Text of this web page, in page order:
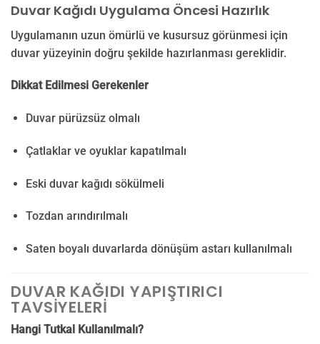
Duvar Kağıdı Uygulama Öncesi Hazırlık
Uygulamanın uzun ömürlü ve kusursuz görünmesi için
duvar yüzeyinin doğru şekilde hazırlanması gereklidir.
Dikkat Edilmesi Gerekenler
Duvar pürüzsüz olmalı
Çatlaklar ve oyuklar kapatılmalı
Eski duvar kağıdı sökülmeli
Tozdan arındırılmalı
Saten boyalı duvarlarda dönüşüm astarı kullanılmalı
DUVAR KAĞIDI YAPIŞTIRICI
TAVSIYELERI
Hangi Tutkal Kullanılmalı?